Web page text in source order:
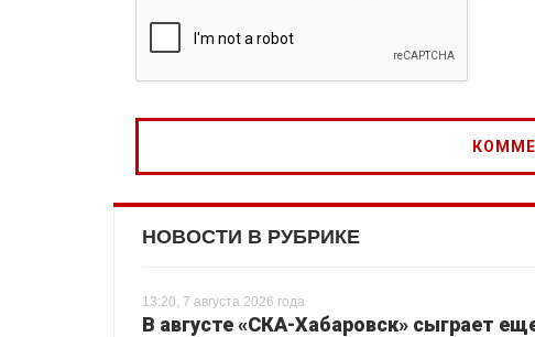
НОВОСТИ В РУБРИКЕ
13:20, 7 августа 2026 года
В августе «СКА-Хабаровск» сыграет